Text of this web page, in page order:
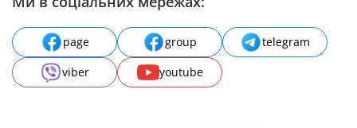
page group
telegram
viber
youtube